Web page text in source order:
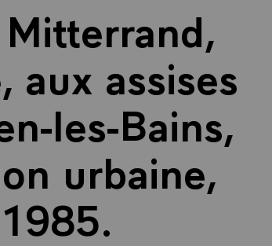
aux assises
les-Bains,
urbaine,